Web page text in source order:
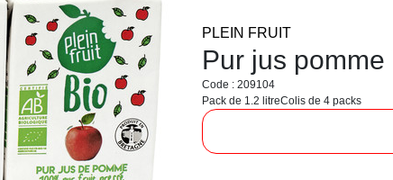
PLEIN FRUIT
Pur jus pomme
Code : 209104
Pack de 1.2 litreColis de 4 packs